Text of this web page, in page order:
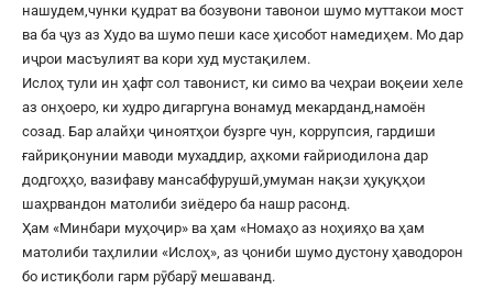
нашудем,чунки қудрат ва бозувони тавонои шумо муттакои мост
ва ба ҷуз аз Худо ва шумо пеши касе ҳисобот намедиҳем. Мо дар
иҷрои масъулият ва кори худ мустақилем.
Ислоҳ тули ин ҳафт сол тавонист, ки симо ва чеҳраи воқеии хеле
аз онҳоеро, ки худро дигаргуна вонамуд мекарданд,намоён
созад. Бар алайҳи ҷиноятҳои бузрге чун, коррупсия, гардиши
ғайриқонунии маводи мухаддир, аҳкоми ғайриодилона дар
додгоҳҳо, вазифаву мансабфурушӣ,умуман нақзи ҳуқуқҳои
шаҳрвандон матолиби зиёдеро ба нашр расонд.
Ҳам «Минбари муҳоҷир» ва ҳам «Номаҳо аз ноҳияҳо ва ҳам
матолиби таҳлилии «Ислоҳ», аз ҷониби шумо дустону ҳаводорон
бо истиқболи гарм рӯбарӯ мешаванд.